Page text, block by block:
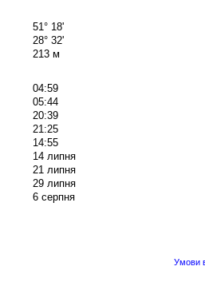
51° 18'
28° 32'
213 м
04:59
05:44
20:39
21:25
14:55
14 липня
21 липня
29 липня
6 серпня
Умови